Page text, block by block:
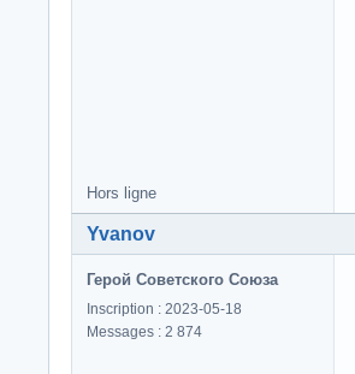
Hors ligne
Yvanov
Герой Советского Союза
Inscription : 2023-05-18
Messages : 2 874